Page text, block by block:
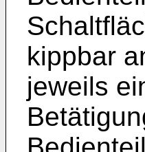
kippbar
jeweils